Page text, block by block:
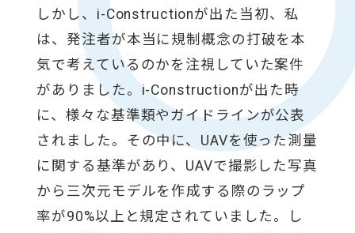
しかし、i-Constructionが出た当初、私
は、発注者が本当に規制概念の打破を本
気で考えているのかを注視していた案件
がありました。i-Constructionが出た時
に、様々な基準類やガイドラインが公表
されました。その中に、UAVを使った測量
に関する基準があり、UAVで撮影した写真
から三次元モデルを作成する際のラップ
率が90%以上と規定されていました。し